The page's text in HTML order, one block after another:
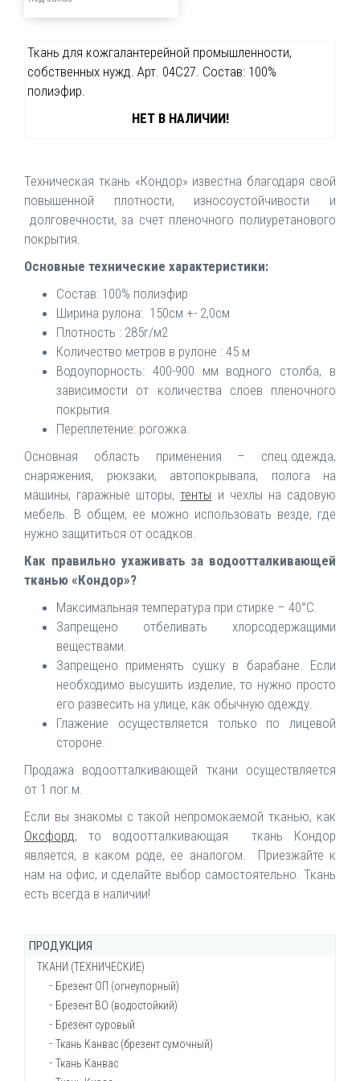
Ткань для кожгалантерейной промышленности,
собственных нужд. Арт. 04С27. Состав: 100%
полиэфир.
НЕТ В НАЛИЧИИ!
Техническая ткань «Кондор» известна благодаря свой
повышенной плотности, износоустойчивости и
долговечности, за счет пленочного полиуретанового
покрытия.
Основные технические характеристики:
Состав: 100% полиэфир
Ширина рулона: 150см +- 2,0см
Плотность : 285г/м2
Количество метров в рулоне : 45 м
Водоупорность: 400-900 мм водного столба, в
зависимости от количества слоев пленочного
покрытия.
Переплетение: рогожка.
Основная область применения – спец.одежда,
снаряжения, рюкзаки, автопокрывала, полога на
машины, гаражные шторы,тенты и чехлы на садовую
мебель. В общем, ее можно использовать везде, где
нужно защититься от осадков.
Как правильно ухаживать за водоотталкивающей
тканью «Кондор»?
Максимальная температура при стирке – 40°С.
Запрещено отбеливать хлорсодержащими
веществами.
Запрещено применять сушку в барабане. Если
необходимо высушить изделие, то нужно просто
его развесить на улице, как обычную одежду.
Глажение осуществляется только по лицевой
стороне.
Продажа водоотталкивающей ткани осуществляется
от 1 пог.м.
Если вы знакомы с такой непромокаемой тканью, как
Оксфорд, то водоотталкивающая ткань Кондор
является, в каком роде, ее аналогом. Приезжайте к
нам на офис, и сделайте выбор самостоятельно. Ткань
есть всегда в наличии!
ПРОДУКЦИЯ
ТКАНИ (ТЕХНИЧЕСКИЕ)
Брезент ОП (огнеупорный)
Брезент ВО (водостойкий)
Брезент суровый
Ткань Канвас (брезент сумочный)
Ткань Канвас